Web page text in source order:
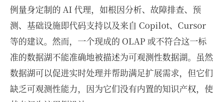
例量身定制的 AI 代理，如根因分析、故障排查、预
测、基础设施即代码支持以及来自 Copilot、Cursor
等的建议。然而，一个现成的 OLAP 或不符合这一标
准的数据湖不能准确地被描述为可观测性数据湖。虽然
数据湖可以促进实时处理并帮助满足扩展需求，但它们
缺乏可观测性能力，因为它们没有内置的知识产权，使